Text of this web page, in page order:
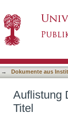
→ Dokumente aus
Auflistung
Titel